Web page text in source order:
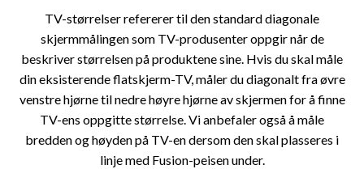
TV-størrelser refererer til den standard diagonale
skjermmålingen som TV-produsenter oppgir når de
beskriver størrelsen på produktene sine. Hvis du skal måle
din eksisterende flatskjerm-TV, måler du diagonalt fra øvre
venstre hjørne til nedre høyre hjørne av skjermen for å finne
TV-ens oppgitte størrelse. Vi anbefaler også å måle
bredden og høyden på TV-en dersom den skal plasseres i
linje med Fusion-peisen under.